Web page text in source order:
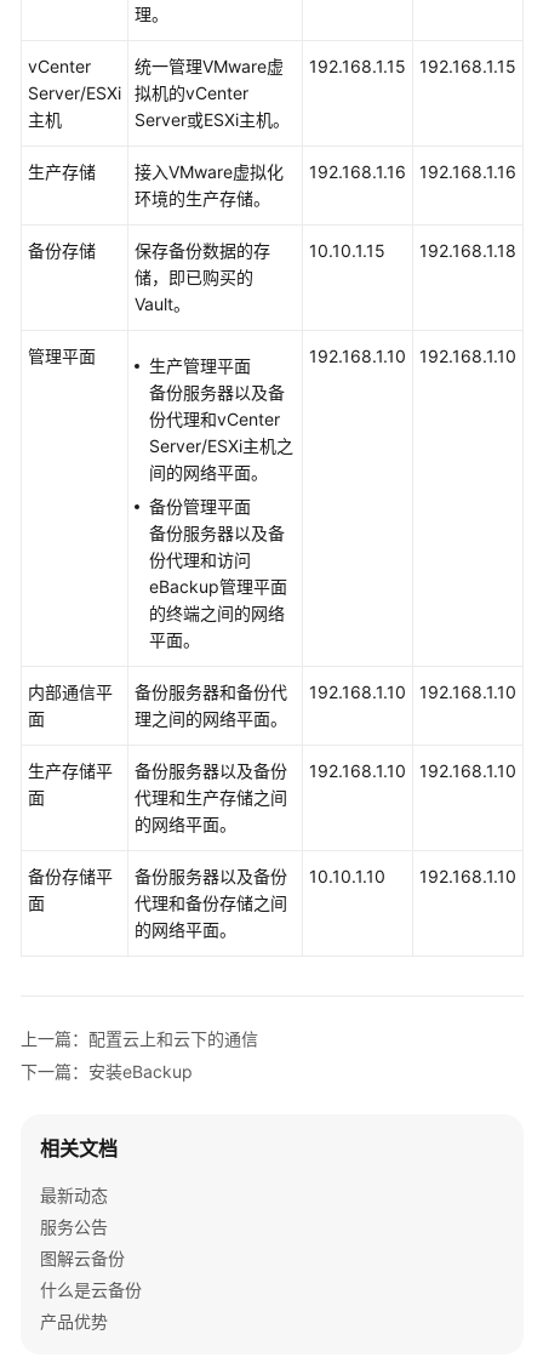
与
限
云
户
VMware
载
装
eBackup
eBackup
配
上
的
通
理。
vCenter
Server/ESXi
主机
统一管理VMware虚
拟机的vCenter
Server或ESXi主机。
192.168.1.15 192.168.1.15
生产存储
接入VMware虚拟化
环境的生产存储。
192.168.1.16 192.168.1.16
备份存储
保存备份数据的存
储，即已购买的
Vault。
10.10.1.15 192.168.1.18
管理平面
生产管理平面
备份服务器以及备
份代理和vCenter
Server/ESXi主机之
间的网络平面。
备份管理平面
备份服务器以及备
份代理和访问
eBackup管理平面
的终端之间的网络
平面。
192.168.1.10 192.168.1.10
内部通信平
面
备份服务器和备份代
理之间的网络平面。
192.168.1.10 192.168.1.10
生产存储平
面
备份服务器以及备份
代理和生产存储之间
的网络平面。
192.168.1.10 192.168.1.10
备份存储平
面
备份服务器以及备份
代理和备份存储之间
的网络平面。
10.10.1.10 192.168.1.10
上一篇：配置云上和云下的通信
下一篇：安装eBackup
相关文档
最新动态
服务公告
图解云备份
什么是云备份
产品优势